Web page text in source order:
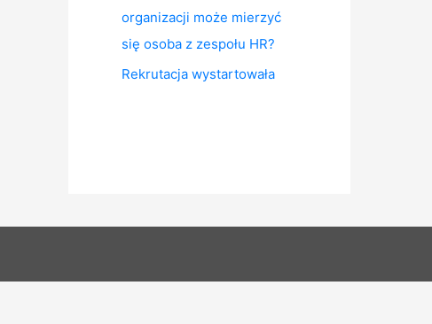
organizacji może mierzyć
się osoba z zespołu HR?
Rekrutacja wystartowała